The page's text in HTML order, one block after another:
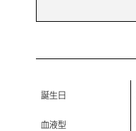
誕生日
血液型